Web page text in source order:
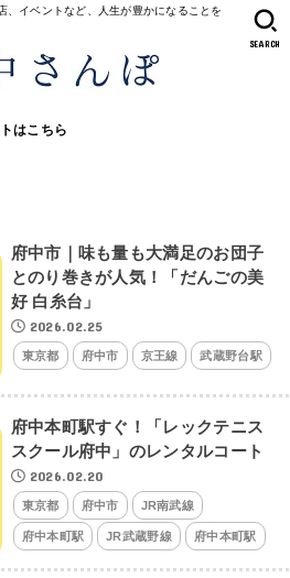
、イベントなど、人生が豊かになることを
はこちら
SEARCH
府中市｜味も量も大満足のお団子
とのり巻きが人気！「だんごの美
好 白糸台」
2026.02.25
東京都 府中市 京王線 武蔵野台駅
府中本町駅すぐ！「レックテニス
スクール府中」のレンタルコート
2026.02.20
東京都 府中市 JR南武線
府中本町駅 JR武蔵野線 府中本町駅